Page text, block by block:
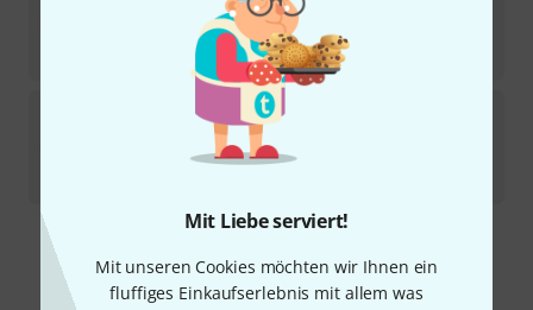
Mit Liebe serviert!
Mit unseren Cookies möchten wir Ihnen ein
fluffiges Einkaufserlebnis mit allem was
Sofort lieferbar
Asapura 33" Timpani head
Sofort lieferbar